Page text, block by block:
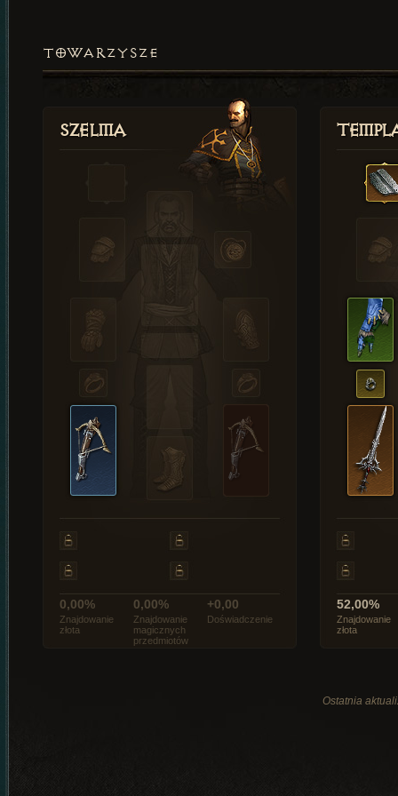
TOWARZYSZE
Szelma
0,00%
Znajdowanie
złota
0,00%
Znajdowanie
magicznych
przedmiotów
+0,00
Doświadczenie
52,00%
Znajdowanie
złota
Ostatnia